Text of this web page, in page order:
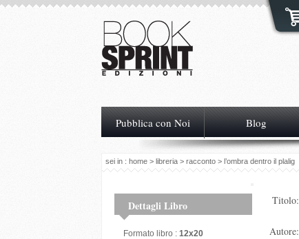
Pubblica con Noi Blog
sei in : home > libreria > racconto > l’ombra dentro il plalig
Dettagli Libro
Formato libro : 12x20
Titolo:
Autore: